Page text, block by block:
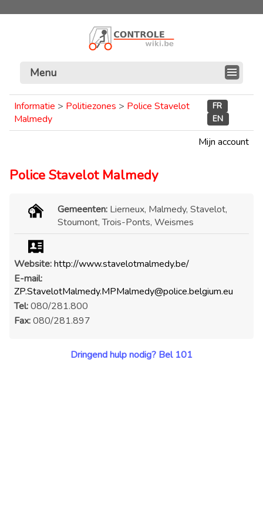
Menu
Informatie > Politiezones > Police Stavelot
Malmedy
FR
EN
Mijn account
Police Stavelot Malmedy
Gemeenten: Lierneux, Malmedy, Stavelot,
Stoumont, Trois-Ponts, Weismes
Website:http://www.stavelotmalmedy.be/
E-mail:
ZP.StavelotMalmedy.MPMalmedy@police.belgium.eu
Tel:080/281.800
Fax:080/281.897
Dringend hulp nodig? Bel 101